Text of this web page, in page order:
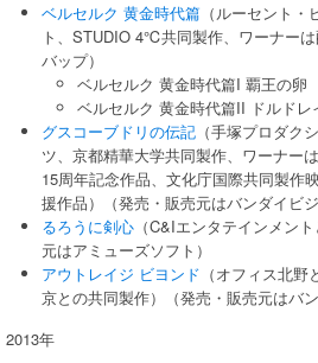
ベルセルク 黄金時代篇 （ルーセント
ト、STUDIO 4℃共同製作、ワーナー
バップ）
ベルセルク 黄金時代篇I 覇王の卵
ベルセルク 黄金時代篇II ドルドレ
グスコーブドリの伝記 （手塚プロダク
ツ、京都精華大学共同製作、ワーナー
15周年記念作品、文化庁国際共同製作
援作品）（発売・販売元はバンダイビジ
るろうに剣心 （C&Iエンタテインメン
元はアミューズソフト）
アウトレイジ ビヨンド （オフィス北
京との共同製作）（発売・販売元はバ
2013年